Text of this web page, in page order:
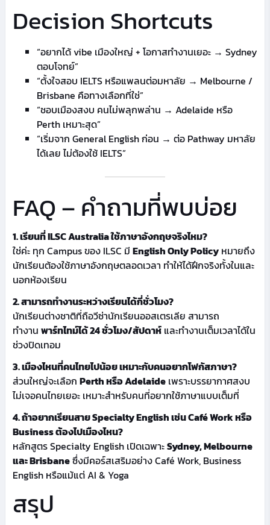
Decision Shortcuts
“อยากได้ vibe เมืองใหญ่ + โอกาสทำงานเยอะ → Sydney
ตอบโจทย์”
“ตั้งใจสอบ IELTS หรือแพลนต่อมหาลัย → Melbourne /
Brisbane คือทางเลือกที่ใช่”
“ชอบเมืองสงบ คนไม่พลุกพล่าน → Adelaide หรือ
Perth เหมาะสุด”
“เริ่มจาก General English ก่อน → ต่อ Pathway มหาลัย
ได้เลย ไม่ต้องใช้ IELTS”
FAQ – คำถามที่พบบ่อย
1. เรียนที่ ILSC Australia ใช้ภาษาอังกฤษจริงไหม?
ใช่ค่ะ ทุก Campus ของ ILSC มี English Only Policyหมายถึง
นักเรียนต้องใช้ภาษาอังกฤษตลอดเวลา ทำให้ได้ฝึกจริงทั้งในและ
นอกห้องเรียน
2. สามารถทำงานระหว่างเรียนได้กี่ชั่วโมง?
นักเรียนต่างชาติที่ถือวีซ่านักเรียนออสเตรเลีย สามารถ
ทำงาน พาร์ทไทม์ได้ 24 ชั่วโมง/สัปดาห์และทำงานเต็มเวลาได้ใน
ช่วงปิดเทอม
3. เมืองไหนที่คนไทยไปน้อย เหมาะกับคนอยากโฟกัสภาษา?
ส่วนใหญ่จะเลือก Perth หรือ Adelaideเพราะบรรยากาศสงบ
ไม่เจอคนไทยเยอะ เหมาะสำหรับคนที่อยากใช้ภาษาแบบเต็มที่
4. ถ้าอยากเรียนสาย Specialty English เช่น Café Work หรือ
Business ต้องไปเมืองไหน?
หลักสูตร Specialty English เปิดเฉพาะSydney, Melbourne
และ Brisbaneซึ่งมีคอร์สเสริมอย่าง Café Work, Business
English หรือแม้แต่ AI & Yoga
สรุป